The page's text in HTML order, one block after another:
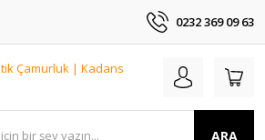
0232 369 09 63
ARA